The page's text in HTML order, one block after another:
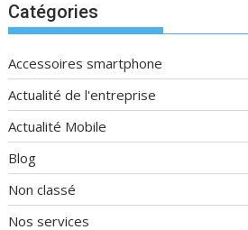
Catégories
Accessoires smartphone
Actualité de l'entreprise
Actualité Mobile
Blog
Non classé
Nos services